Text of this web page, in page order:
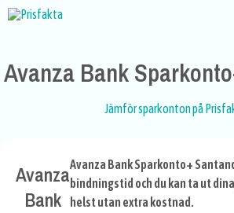
Avanza Bank
Jämför sparkonton på
Avanza
Bank
Avanza Bank Sparkonto+
bindningstid och du kan ta ut
helst utan extra kostnad.